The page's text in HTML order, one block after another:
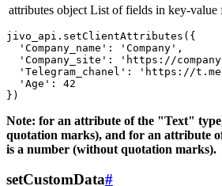
attributes object List of fields in key-value
jivo_api.setClientAttributes({
  'Company_name': 'Company',
'Company_site': 'https://
'Telegram_chanel': 'https://
  'Age': 42
Note: for an attribute of the "Text"
quotation marks), and for an attribute
is a number (without quotation marks).
setCustomData#